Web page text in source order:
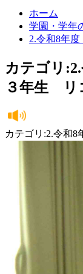
ホーム
学園・学年
2.令和8年度
カテゴリ:2.
３年生 リ
カテゴリ:2.令和